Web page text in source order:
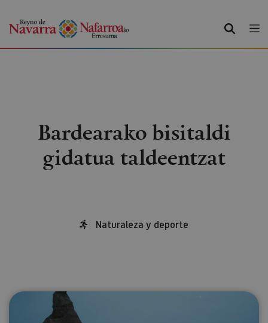
BILATU
Bardearako bisitaldi
gidatua taldeentzat
Naturaleza y deporte